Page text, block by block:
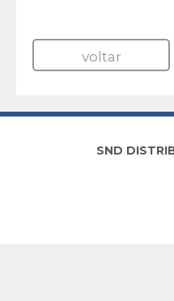
voltar
SND